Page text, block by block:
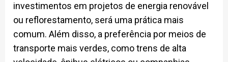
investimentos em projetos de energia renovável
ou reflorestamento, será uma prática mais
comum. Além disso, a preferência por meios de
transporte mais verdes, como trens de alta